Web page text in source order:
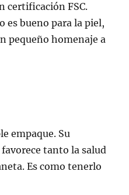
certificación FSC.
es bueno para la piel,
pequeño homenaje a
empaque. Su
tanto la salud
Es como tenerlo